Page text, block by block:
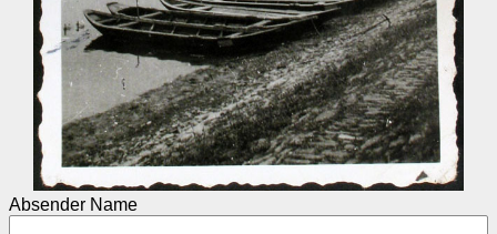
Absender Name